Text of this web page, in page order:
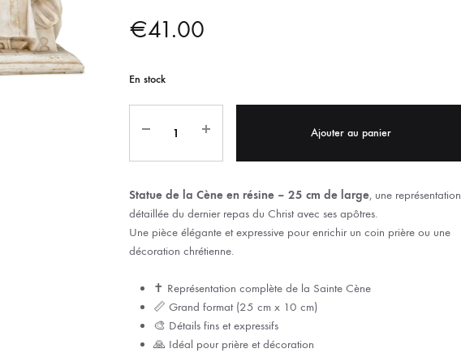
CROIX RÉGIONALES
SYMBOLES CHRÉTIENS
🛐 PRIER LES SAINTS
€41.00
En stock
Ajouter au panier
Statue de la Cène en résine – 25 cm de large, une représentation
détaillée du dernier repas du Christ avec ses apôtres.
Une pièce élégante et expressive pour enrichir un coin prière ou une
décoration chrétienne.
✝️ Représentation complète de la Sainte Cène
📏 Grand format (25 cm x 10 cm)
🎨 Détails fins et expressifs
🙏 Idéal pour prière et décoration